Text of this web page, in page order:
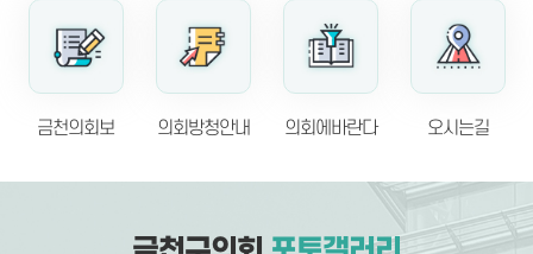
금천의회보 의회방청안내 의회에바란다 오시는길